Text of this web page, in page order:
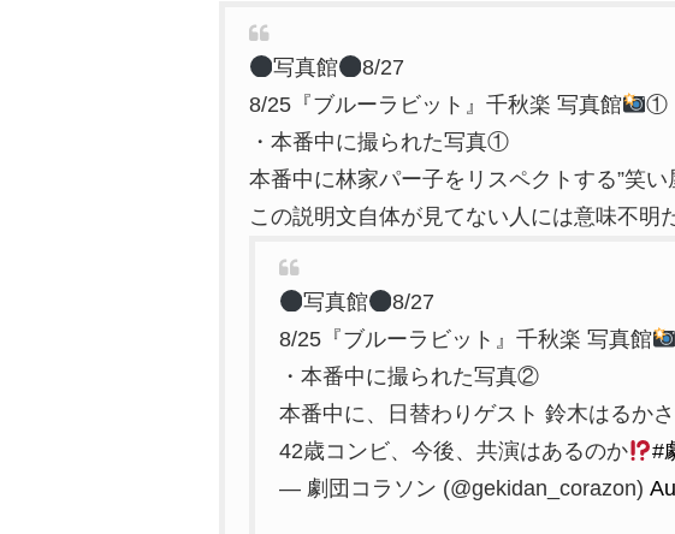
写真館
8/27
8/25『ブルーラビット』千秋楽 写真館
①
・本番中に撮られた写真①
本番中に林家パー子をリスペクトする”笑
この説明文自体が見てない人には意味不明
写真館
8/27
8/25『ブルーラビット』千秋楽 写真館
・本番中に撮られた写真②
本番中に、日替わりゲスト 鈴木はるか
42歳コンビ、今後、共演はあるのか
#
— 劇団コラソン (@gekidan_corazon)